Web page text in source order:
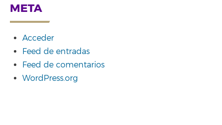
META
Acceder
Feed de entradas
Feed de comentarios
WordPress.org